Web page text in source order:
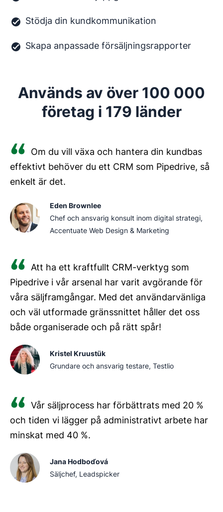
Stödja din kundkommunikation
Skapa anpassade försäljningsrapporter
Används av över 100 000
företag i 179 länder
Om du vill växa och hantera din kundbas
effektivt behöver du ett CRM som Pipedrive, så
enkelt är det.
Eden Brownlee
Chef och ansvarig konsult inom digital strategi,
Accentuate Web Design & Marketing
Att ha ett kraftfullt CRM-verktyg som
Pipedrive i vår arsenal har varit avgörande för
våra säljframgångar. Med det användarvänliga
och väl utformade gränssnittet håller det oss
både organiserade och på rätt spår!
Kristel Kruustük
Grundare och ansvarig testare, Testlio
Vår säljprocess har förbättrats med 20 %
och tiden vi lägger på administrativt arbete har
minskat med 40 %.
Jana Hodboďová
Säljchef, Leadspicker